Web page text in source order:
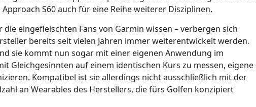
Approach S60 auch für eine Reihe weiterer Disziplinen.
eingefleischten Fans von Garmin wissen – verbergen sich
bereits seit vielen Jahren immer weiterentwickelt werden.
sie kommt nun sogar mit einer eigenen Anwendung im
Gleichgesinnten auf einem identischen Kurs zu messen, eigene
Kompatibel ist sie allerdings nicht ausschließlich mit der
an Wearables des Herstellers, die fürs Golfen konzipiert